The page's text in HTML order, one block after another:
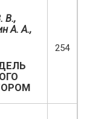
В.,
А. А.,
254